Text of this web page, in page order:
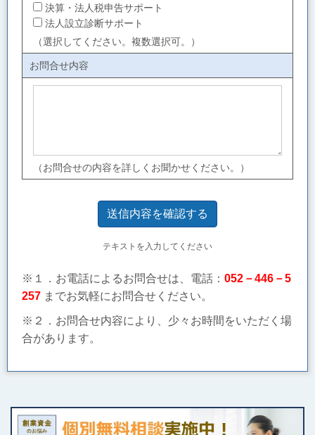
決算・法人税申告サポート
法人設立診断サポート
（選択してください。複数選択可。）
お問合せ内容
（お問合せの内容を詳しくお聞かせください。）
テキストを入力してください
※１．お電話によるお問合せは、電話： 052－446－5
257 までお気軽にお問合せください。
※２．お問合せ内容により、少々お時間をいただく場
合があります。